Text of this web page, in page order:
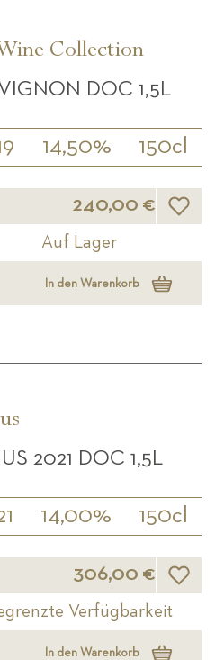
Collection
DOC 1,5L
14,50% 150cl
240,00 €
Auf Lager
In den Warenkorb
2021 DOC 1,5L
14,00% 150cl
306,00 €
Verfügbarkeit
In den Warenkorb